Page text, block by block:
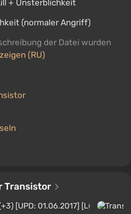
+ Unsterblichkeit
(normaler Angriff)
der Datei wurden
(RU)
Transistor